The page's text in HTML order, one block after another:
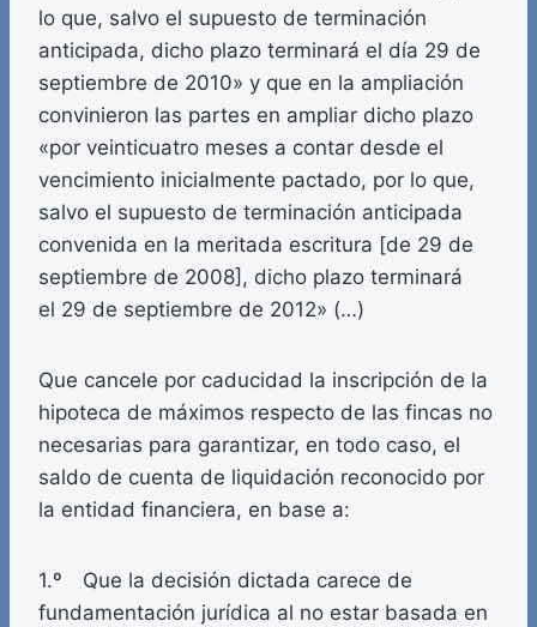
lo que, salvo el supuesto de terminación
anticipada, dicho plazo terminará el día 29 de
septiembre de 2010» y que en la ampliación
convinieron las partes en ampliar dicho plazo
«por veinticuatro meses a contar desde el
vencimiento inicialmente pactado, por lo que,
salvo el supuesto de terminación anticipada
convenida en la meritada escritura [de 29 de
septiembre de 2008], dicho plazo terminará
el 29 de septiembre de 2012» (…)
Que cancele por caducidad la inscripción de la
hipoteca de máximos respecto de las fincas no
necesarias para garantizar, en todo caso, el
saldo de cuenta de liquidación reconocido por
la entidad financiera, en base a:
1.º Que la decisión dictada carece de
fundamentación jurídica al no estar basada en